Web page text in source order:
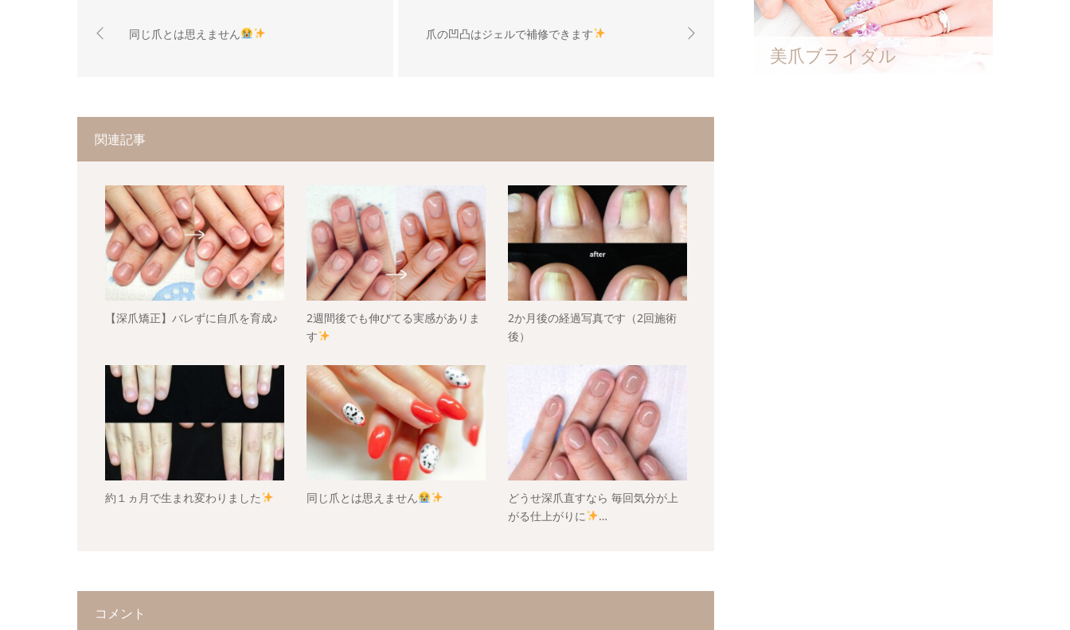
同じ爪とは思えません 爪の凹凸はジェルで補修できます
関連記事
【深爪矯正】バレずに自爪を育成♪
2週間後でも伸びてる実感がありま
す
2か月後の経過写真です（2回施術
後）
約１ヵ月で生まれ変わりました 同じ爪とは思えません
どうせ深爪直すなら 毎回気分が上
がる仕上がりに
…
コメント
美爪ブライダル